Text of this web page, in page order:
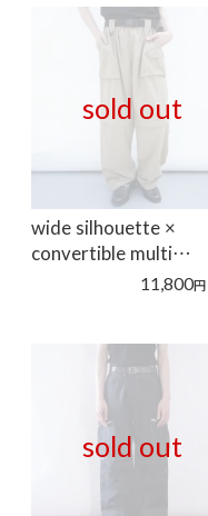
sold out
wide silhouette ×
convertible multi…
11,800円
sold out